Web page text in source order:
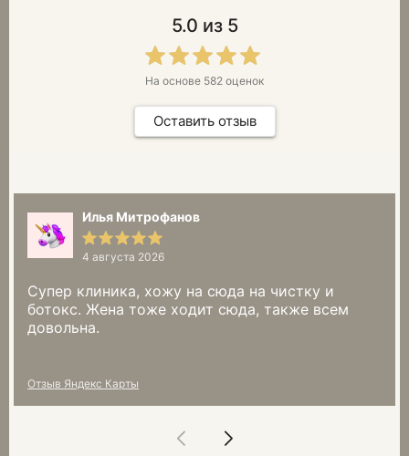
5.0 из 5
На основе 582 оценок
Оставить отзыв
Илья Митрофанов
4 августа 2026
Супер клиника, хожу на сюда на чистку и
ботокс. Жена тоже ходит сюда, также всем
довольна.
Отзыв Яндекс Карты